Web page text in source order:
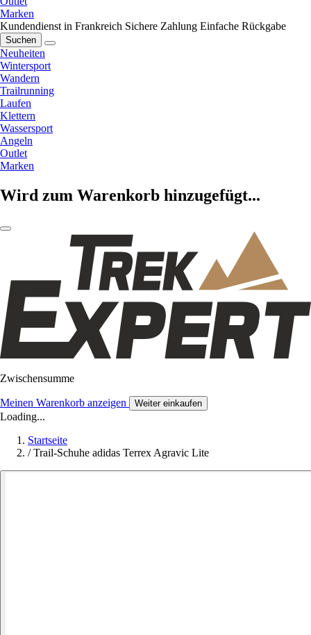
Marken
Kundendienst in Frankreich Sichere Zahlung Einfache Rückgabe
Suchen
Neuheiten
Wintersport
Wandern
Trailrunning
Laufen
Klettern
Wassersport
Angeln
Outlet
Marken
Wird zum Warenkorb hinzugefügt...
Zwischensumme
Meinen Warenkorb anzeigen Weiter einkaufen
Loading...
Startseite
/ Trail-Schuhe adidas Terrex Agravic Lite